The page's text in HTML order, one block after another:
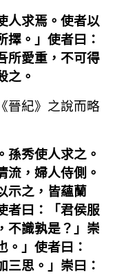
人求焉。使者以
擇。」使者曰：
所愛重，不可得
之。
晉紀》之說而略
孫秀使人求之。
流，婦人侍側。
示之，皆蘊蘭
者曰：「君侯服
不識孰是？」崇
。」使者曰：
三思。」崇曰：